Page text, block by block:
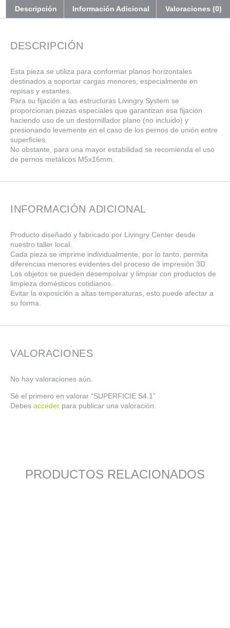
Descripción Información Adicional Valoraciones (0)
DESCRIPCIÓN
Esta pieza se utiliza para conformar planos horizontales
destinados a soportar cargas menores, especialmente en
repisas y estantes.
Para su fijación a las estructuras Livingry System se
proporcionan piezas especiales que garantizan esa fijación
haciendo uso de un destornillador plano (no incluido) y
presionando levemente en el caso de los pernos de unión entre
superficies.
No obstante, para una mayor estabilidad se recomienda el uso
de pernos metálicos M5x16mm.
INFORMACIÓN ADICIONAL
Producto diseñado y fabricado por Livingry Center desde
nuestro taller local.
Cada pieza se imprime individualmente, por lo tanto, permita
diferencias menores evidentes del proceso de impresión 3D.
Los objetos se pueden desempolvar y limpiar con productos de
limpieza domésticos cotidianos.
Evitar la exposición a altas temperaturas, esto puede afectar a
su forma.
VALORACIONES
No hay valoraciones aún.
Sé el primero en valorar “SUPERFICIE S4.1”
Debes acceder para publicar una valoración.
PRODUCTOS RELACIONADOS